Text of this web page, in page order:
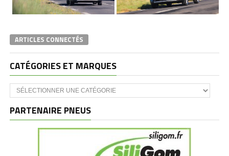
ARTICLES CONNECTÉS
CATÉGORIES ET MARQUES
Catégories
et
PARTENAIRE PNEUS